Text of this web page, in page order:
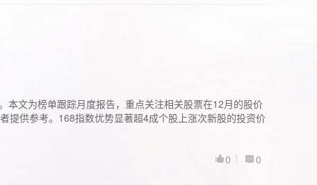
本文为榜单跟踪月度报告，重点关注相关股票在12月的股价
提供参考。168指数优势显著超4成个股上涨次新股的投资价
0
0